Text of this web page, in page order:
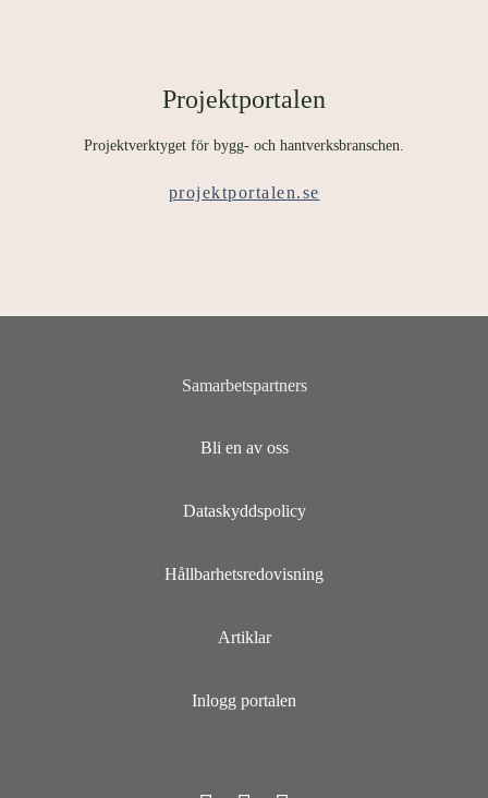
Projektportalen
Projektverktyget för bygg- och hantverksbranschen.
projektportalen.se
Samarbetspartners
Bli en av oss
Dataskyddspolicy
Hållbarhetsredovisning
Artiklar
Inlogg portalen